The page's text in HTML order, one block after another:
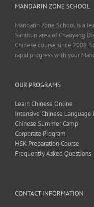
MANDARIN ZONE SCHOOL
Mandarin Zone School is a
Sanlitun area of Chaoyang
Chinese course since 2008.
rapid progress with your
OUR PROGRAMS
Learn Chinese Online
Intensive Chinese Language
Chinese Summer Camp
Corporate Program
HSK Preparation Course
Frequently Asked Questions
CONTACT INFORMATION